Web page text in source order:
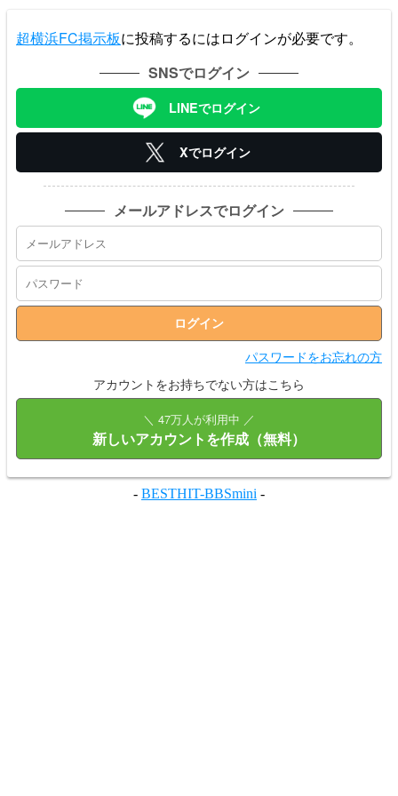
超横浜FC掲示板に投稿するにはログインが必要です。
SNSでログイン
LINEでログイン
Xでログイン
メールアドレスでログイン
パスワードをお忘れの方
アカウントをお持ちでない方はこちら
＼ 47万人が利用中 ／
新しいアカウントを作成（無料）
- BESTHIT-BBSmini -